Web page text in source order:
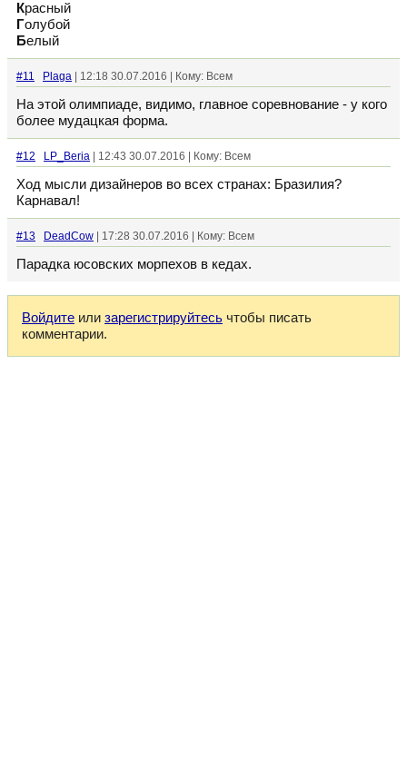
Красный
Голубой
Белый
#11 Plaga | 12:18 30.07.2016 | Кому: Всем
На этой олимпиаде, видимо, главное соревнование - у кого
более мудацкая форма.
#12 LP_Beria | 12:43 30.07.2016 | Кому: Всем
Ход мысли дизайнеров во всех странах: Бразилия?
Карнавал!
#13 DeadCow | 17:28 30.07.2016 | Кому: Всем
Парадка юсовских морпехов в кедах.
Войдите или зарегистрируйтесь чтобы писать
комментарии.